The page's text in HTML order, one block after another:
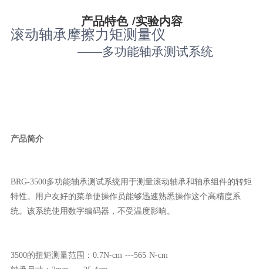
产品特色 /实验内容
滚动轴承摩擦力矩测量仪
——多功能轴承测试系统
产品简介
BRG-3500多功能轴承测试系统用于测量滚动轴承和轴承组件的转矩
特性。用户友好的菜单使操作员能够迅速熟悉操作这个高精度系
统。该系统使用数字编码器，不受温度影响。
3500的扭矩测量范围：0.7N-cm ---565 N-cm